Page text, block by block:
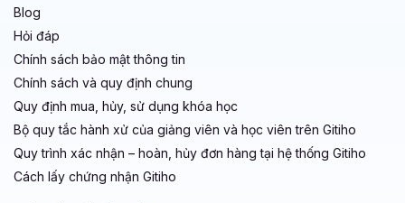
Blog
Hỏi đáp
Chính sách bảo mật thông tin
Chính sách và quy định chung
Quy định mua, hủy, sử dụng khóa học
Bộ quy tắc hành xử của giảng viên và học viên trên Gitiho
Quy trình xác nhận – hoàn, hủy đơn hàng tại hệ thống Gitiho
Cách lấy chứng nhận Gitiho